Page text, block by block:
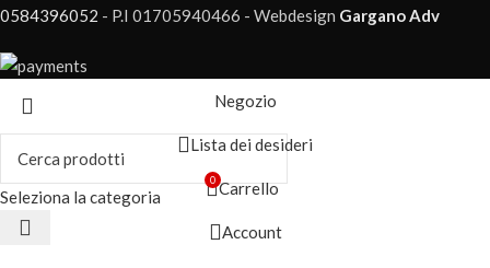
0584396052 - P.I 01705940466 - Webdesign Gargano Adv
Seleziona la categoria
Negozio
Lista dei desideri
0 Carrello
Account